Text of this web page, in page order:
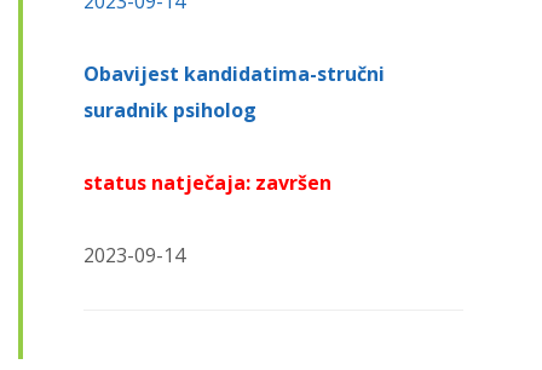
Obavijest kandidatima-stručni
suradnik psiholog
status natječaja: završen
2023-09-14